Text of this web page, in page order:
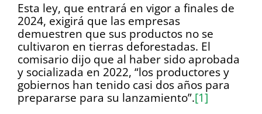
Esta ley, que entrará en vigor a finales de
2024, exigirá que las empresas
demuestren que sus productos no se
cultivaron en tierras deforestadas. El
comisario dijo que al haber sido aprobada
y socializada en 2022, “los productores y
gobiernos han tenido casi dos años para
prepararse para su lanzamiento”.[1]